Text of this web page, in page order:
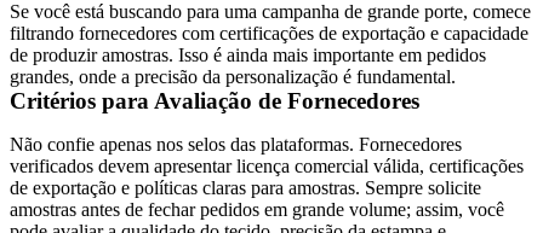
Se você está buscando para uma campanha de grande porte, comece
filtrando fornecedores com certificações de exportação e capacidade
de produzir amostras. Isso é ainda mais importante em pedidos
grandes, onde a precisão da personalização é fundamental.
Critérios para Avaliação de Fornecedores
Não confie apenas nos selos das plataformas. Fornecedores
verificados devem apresentar licença comercial válida, certificações
de exportação e políticas claras para amostras. Sempre solicite
amostras antes de fechar pedidos em grande volume; assim, você